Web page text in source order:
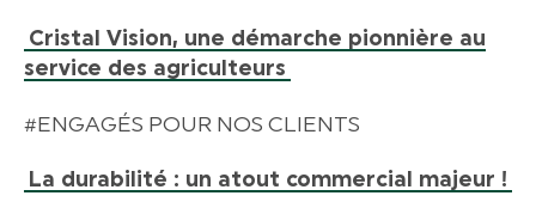
Cristal Vision, une démarche pionnière au
service des agriculteurs
#ENGAGÉS POUR NOS CLIENTS
La durabilité : un atout commercial majeur !